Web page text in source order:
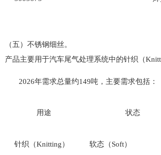
（五）不锈钢细丝。
产品主要用于汽车尾气处理系统中的针织（
2026年需求总量约149吨，主要需求包括：
用途 状态
针织（Knitting） 软态（Soft）